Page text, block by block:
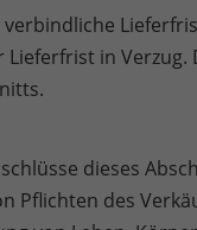
in Verzug.
dieses
Pflichten des